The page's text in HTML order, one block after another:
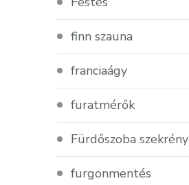
finn szauna
franciaágy
furatmérők
Fürdőszoba szekrény
furgonmentés